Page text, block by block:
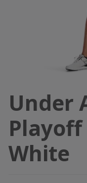
Under
Playoff
White